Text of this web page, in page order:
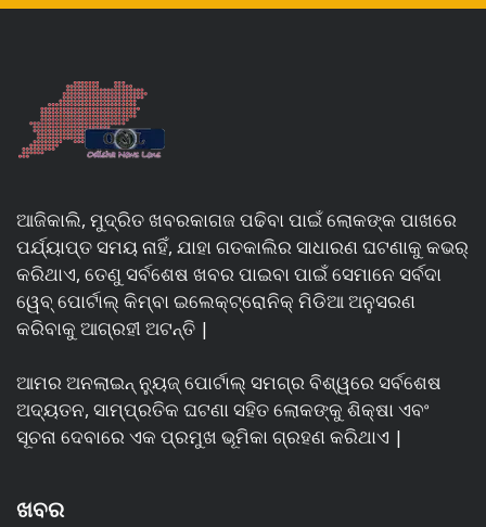
ଆଜିକାଲି, ମୁଦ୍ରିତ ଖବରକାଗଜ ପଢିବା ପାଇଁ ଲୋକଙ୍କ ପାଖରେ
ପର୍ଯ୍ୟାପ୍ତ ସମୟ ନାହିଁ, ଯାହା ଗତକାଲିର ସାଧାରଣ ଘଟଣାକୁ କଭର୍
କରିଥାଏ, ତେଣୁ ସର୍ବଶେଷ ଖବର ପାଇବା ପାଇଁ ସେମାନେ ସର୍ବଦା
ୱେବ୍ ପୋର୍ଟାଲ୍ କିମ୍ବା ଇଲେକ୍ଟ୍ରୋନିକ୍ ମିଡିଆ ଅନୁସରଣ
କରିବାକୁ ଆଗ୍ରହୀ ଅଟନ୍ତି |
ଆମର ଅନଲାଇନ୍ ନ୍ୟୁଜ୍ ପୋର୍ଟାଲ୍ ସମଗ୍ର ବିଶ୍ୱରେ ସର୍ବଶେଷ
ଅଦ୍ୟତନ, ସାମ୍ପ୍ରତିକ ଘଟଣା ସହିତ ଲୋକଙ୍କୁ ଶିକ୍ଷା ଏବଂ
ସୂଚନା ଦେବାରେ ଏକ ପ୍ରମୁଖ ଭୂମିକା ଗ୍ରହଣ କରିଥାଏ |
ଖବର